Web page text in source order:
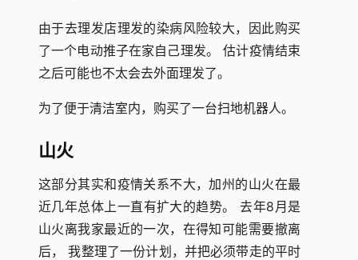
由于去理发店理发的染病风险较大，因此购买
了一个电动推子在家自己理发。 估计疫情结束
之后可能也不太会去外面理发了。
为了便于清洁室内，购买了一台扫地机器人。
山火
这部分其实和疫情关系不大，加州的山火在最
近几年总体上一直有扩大的趋势。 去年8月是
山火离我家最近的一次，在得知可能需要撤离
后， 我整理了一份计划，并把必须带走的平时